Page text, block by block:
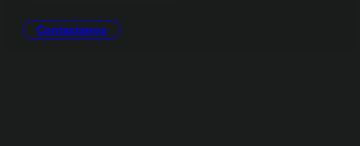
Contactanos